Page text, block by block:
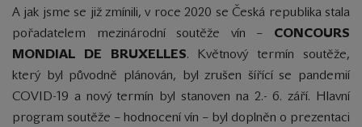
A jak jsme se již zmínili, v roce 2020 se Česká republika stala
pořadatelem mezinárodní soutěže vín – CONCOURS
MONDIAL DE BRUXELLES. Květnový termín soutěže,
který byl původně plánován, byl zrušen šířící se pandemií
COVID-19 a nový termín byl stanoven na 2.- 6. září. Hlavní
program soutěže – hodnocení vín – byl doplněn o prezentaci